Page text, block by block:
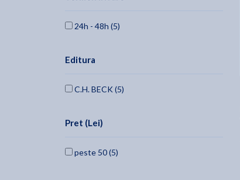
24h - 48h (5)
Editura
C.H. BECK (5)
Pret (Lei)
peste 50 (5)